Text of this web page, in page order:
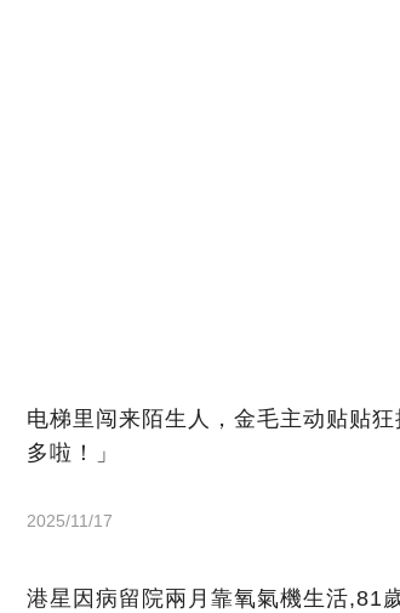
电梯里闯来陌生人，金毛主动贴贴
多啦！」
2025/11/17
港星因病留院兩月靠氧氣機生活,81